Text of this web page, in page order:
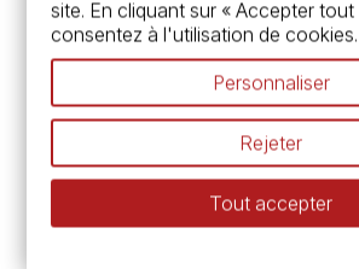
Devis & bon de
Pass culture - mode
Nos promotions en
Espace conseils
L’aquarelle en tubes ou en
Le vocabulaire technique de
Différence entre peinture Fine
Préparer une toile pour peinture à
site. En cliquant sur « Accepter tout
consentez à l'utilisation de cookies.
Personnaliser
Rejeter
Tout accepter